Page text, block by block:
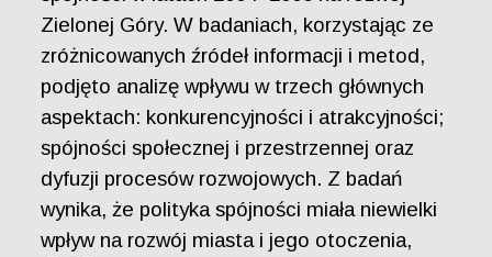
Zielonej Góry. W badaniach, korzystając ze
zróżnicowanych źródeł informacji i metod,
podjęto analizę wpływu w trzech głównych
aspektach: konkurencyjności i atrakcyjności;
spójności społecznej i przestrzennej oraz
dyfuzji procesów rozwojowych. Z badań
wynika, że polityka spójności miała niewielki
wpływ na rozwój miasta i jego otoczenia,